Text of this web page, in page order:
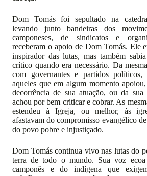
Dom Tomás foi sepultado na
levando junto bandeiras dos
camponeses, de sindicatos e
receberam o apoio de Dom Tomás. Ele
inspirador das lutas, mas também
crítico quando era necessário. Da
com governantes e partidos políticos,
aqueles que em algum momento
decorrência de sua atuação, ou da sua
achou por bem criticar e cobrar. As
estendeu à Igreja, ou melhor, às
afastavam do compromisso evangélico
do povo pobre e injustiçado.
Dom Tomás continua vivo nas lutas do
terra de todo o mundo. Sua voz
camponês e do indígena que